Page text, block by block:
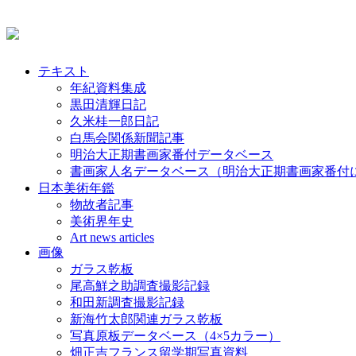
テキスト
年紀資料集成
黒田清輝日記
久米桂一郎日記
白馬会関係新聞記事
明治大正期書画家番付データベース
書画家人名データベース（明治大正期書画家番付
日本美術年鑑
物故者記事
美術界年史
Art news articles
画像
ガラス乾板
尾高鮮之助調査撮影記録
和田新調査撮影記録
新海竹太郎関連ガラス乾板
写真原板データベース（4×5カラー）
畑正吉フランス留学期写真資料